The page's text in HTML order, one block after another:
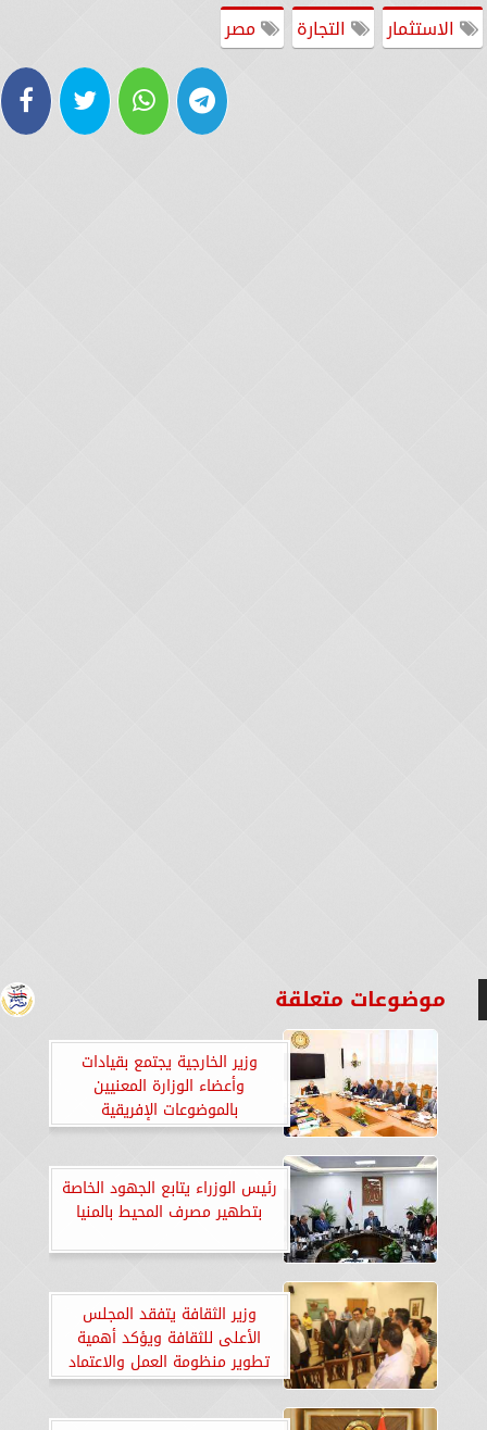
الاستثمار
التجارة مصر
موضوعات متعلقة
وزير الخارجية يجتمع بقيادات
وأعضاء الوزارة المعنيين
بالموضوعات الإفريقية
رئيس الوزراء يتابع الجهود الخاصة
بتطهير مصرف المحيط بالمنيا
وزير الثقافة يتفقد المجلس
الأعلى للثقافة ويؤكد أهمية
تطوير منظومة العمل والاعتماد
على التقنيات الرقمية